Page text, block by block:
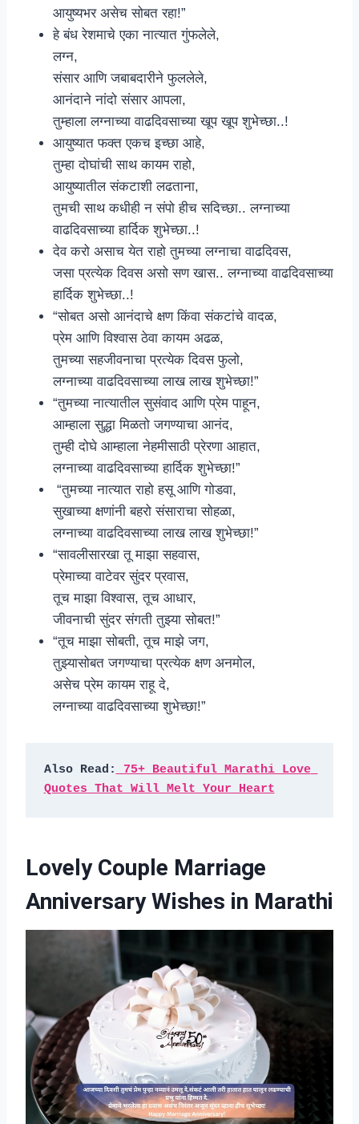
आयुष्यभर असेच सोबत रहा!”
हे बंध रेशमाचे एका नात्यात गुंफलेले,
लग्न,
संसार आणि जबाबदारीने फुललेले,
आनंदाने नांदो संसार आपला,
तुम्हाला लग्नाच्या वाढदिवसाच्या खूप खूप शुभेच्छा..!
आयुष्यात फक्त एकच इच्छा आहे,
तुम्हा दोघांची साथ कायम राहो,
आयुष्यातील संकटाशी लढताना,
तुमची साथ कधीही न संपो हीच सदिच्छा.. लग्नाच्या
वाढदिवसाच्या हार्दिक शुभेच्छा..!
देव करो असाच येत राहो तुमच्या लग्नाचा वाढदिवस,
जसा प्रत्येक दिवस असो सण खास.. लग्नाच्या वाढदिवसाच्या
हार्दिक शुभेच्छा..!
“सोबत असो आनंदाचे क्षण किंवा संकटांचे वादळ,
प्रेम आणि विश्वास ठेवा कायम अढळ,
तुमच्या सहजीवनाचा प्रत्येक दिवस फुलो,
लग्नाच्या वाढदिवसाच्या लाख लाख शुभेच्छा!”
“तुमच्या नात्यातील सुसंवाद आणि प्रेम पाहून,
आम्हाला सुद्धा मिळतो जगण्याचा आनंद,
तुम्ही दोघे आम्हाला नेहमीसाठी प्रेरणा आहात,
लग्नाच्या वाढदिवसाच्या हार्दिक शुभेच्छा!”
“तुमच्या नात्यात राहो हसू आणि गोडवा,
सुखाच्या क्षणांनी बहरो संसाराचा सोहळा,
लग्नाच्या वाढदिवसाच्या लाख लाख शुभेच्छा!”
“सावलीसारखा तू माझा सहवास,
प्रेमाच्या वाटेवर सुंदर प्रवास,
तूच माझा विश्वास, तूच आधार,
जीवनाची सुंदर संगती तुझ्या सोबत!”
“तूच माझा सोबती, तूच माझे जग,
तुझ्यासोबत जगण्याचा प्रत्येक क्षण अनमोल,
असेच प्रेम कायम राहू दे,
लग्नाच्या वाढदिवसाच्या शुभेच्छा!”
Also Read:
75+ Beautiful Marathi Love
Quotes That Will Melt Your Heart
Lovely Couple Marriage
Anniversary Wishes in Marathi